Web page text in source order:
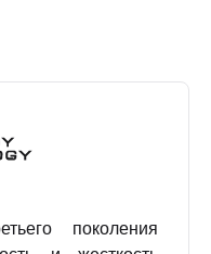
поколения